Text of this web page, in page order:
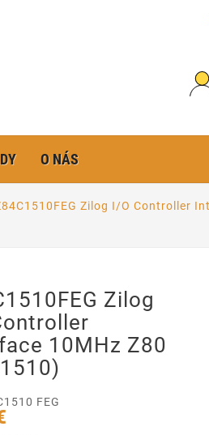
O NÁS
Zilog I/O Controller
Zilog
10MHz Z80
FEG